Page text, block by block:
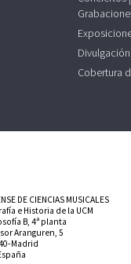
Divulgación
Cobertura
DE CIENCIAS MUSICALES
e Historia de la UCM
B, 4ª planta
Aranguren, 5
Madrid